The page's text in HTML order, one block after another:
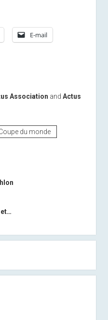
E-mail
Association and Actus
du monde
et…